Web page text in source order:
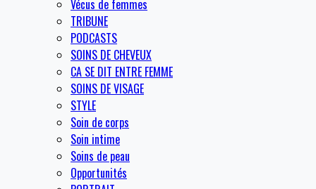
Vécus de femmes
TRIBUNE
PODCASTS
SOINS DE CHEVEUX
CA SE DIT ENTRE FEMME
SOINS DE VISAGE
STYLE
Soin de corps
Soin intime
Soins de peau
Opportunités